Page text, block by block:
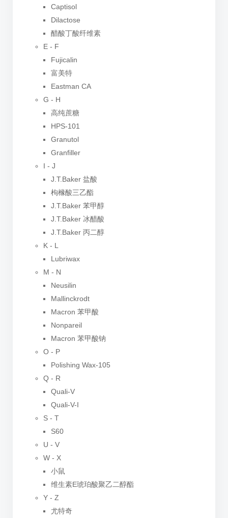
Captisol
Dilactose
醋酸丁酸纤维素
E - F
Fujicalin
富美特
Eastman CA
G - H
高纯蔗糖
HPS-101
Granutol
Granfiller
I - J
J.T.Baker 盐酸
枸橼酸三乙酯
J.T.Baker 苯甲醇
J.T.Baker 冰醋酸
J.T.Baker 丙二醇
K - L
Lubriwax
M - N
Neusilin
Mallinckrodt
Macron 苯甲酸
Nonpareil
Macron 苯甲酸钠
O - P
Polishing Wax-105
Q - R
Quali-V
Quali-V-I
S - T
S60
U - V
W - X
小鼠
维生素E琥珀酸聚乙二醇酯
Y - Z
尤特奇